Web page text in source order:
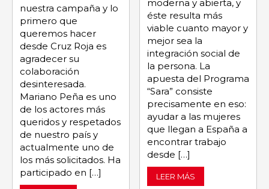
nuestra campaña y lo
primero que
queremos hacer
desde Cruz Roja es
agradecer su
colaboración
desinteresada.
Mariano Peña es uno
de los actores más
queridos y respetados
de nuestro país y
actualmente uno de
los más solicitados. Ha
participado en […]
moderna y abierta, y
éste resulta más
viable cuanto mayor y
mejor sea la
integración social de
la persona. La
apuesta del Programa
“Sara” consiste
precisamente en eso:
ayudar a las mujeres
que llegan a España a
encontrar trabajo
desde […]
LEER MÁS